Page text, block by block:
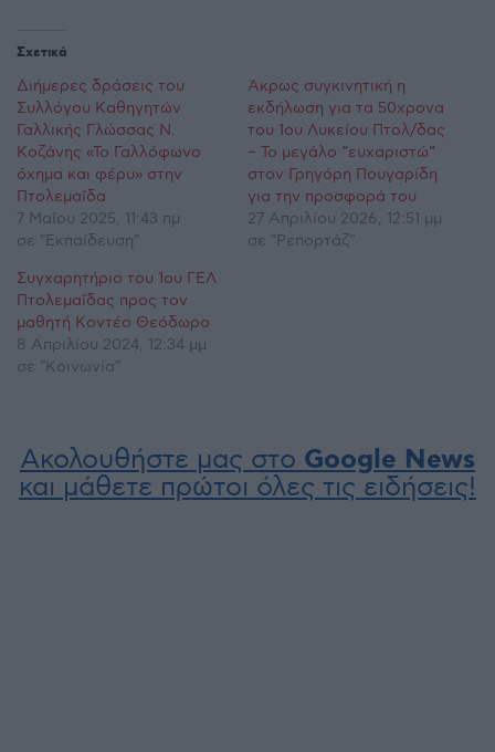
Σχετικά
Διήμερες δράσεις του
Συλλόγου Καθηγητών
Γαλλικής Γλώσσας Ν.
Κοζάνης «Το Γαλλόφωνο
όχημα και φέρυ» στην
Πτολεμαΐδα
7 Μαΐου 2025, 11:43 πμ
σε "Εκπαίδευση"
Άκρως συγκινητική η
εκδήλωση για τα 50χρονα
του 1ου Λυκείου Πτολ/δας
– Το μεγάλο “ευχαριστώ”
στον Γρηγόρη Πουγαρίδη
για την προσφορά του
27 Απριλίου 2026, 12:51 μμ
σε "Ρεπορτάζ"
Συγχαρητήριο του 1ου ΓΕΛ
Πτολεμαΐδας προς τον
μαθητή Κοντέο Θεόδωρο
8 Απριλίου 2024, 12:34 μμ
σε "Κοινωνία"
Ακολουθήστε μας στο Google News
και μάθετε πρώτοι όλες τις ειδήσεις!